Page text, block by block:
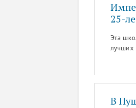
25-
Эта
лучших
В